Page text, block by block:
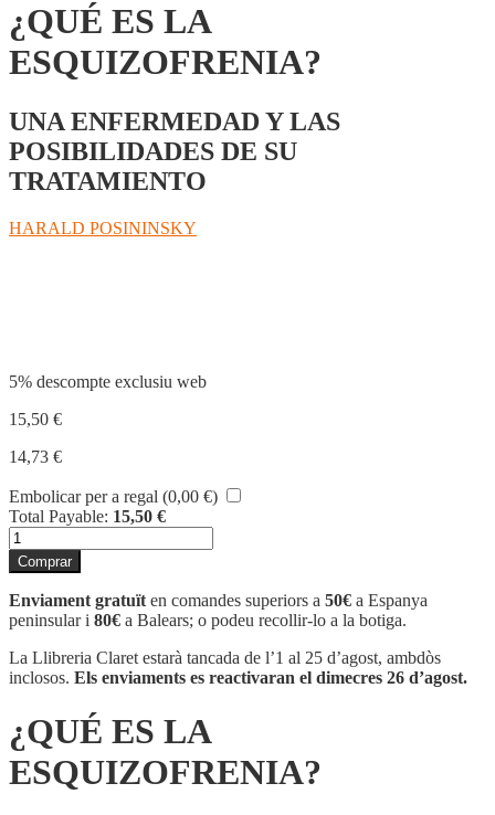
¿QUÉ ES LA
ESQUIZOFRENIA?
UNA ENFERMEDAD Y LAS
POSIBILIDADES DE SU
TRATAMIENTO
HARALD POSININSKY
5% descompte exclusiu web
15,50 €
14,73 €
Embolicar per a regal (0,00 €)
Total Payable: 15,50 €
quantitat
de
¿QUÉ
ES
LA
ESQUIZOFRENIA?
Comprar
Enviament gratuït en comandes superiors a 50€ a Espanya
peninsular i 80€ a Balears; o podeu recollir-lo a la botiga.
La Llibreria Claret estarà tancada de l’1 al 25 d’agost, ambdòs
inclosos. Els enviaments es reactivaran el dimecres 26 d’agost.
¿QUÉ ES LA
ESQUIZOFRENIA?